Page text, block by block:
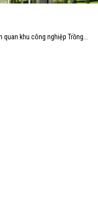
quan khu công nghiệp Trồng...